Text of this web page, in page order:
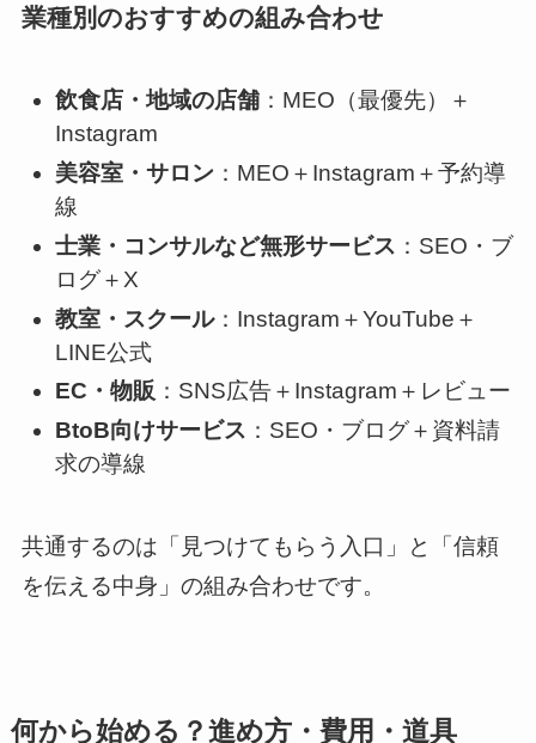
業種別のおすすめの組み合わせ
飲食店・地域の店舗 ：MEO（最優先）＋
Instagram
美容室・サロン ：MEO＋Instagram＋予約導
線
士業・コンサルなど無形サービス ：SEO・ブ
ログ＋X
教室・スクール：Instagram＋YouTube＋
LINE公式
EC・物販 ：SNS広告＋Instagram＋レビュー
BtoB向けサービス ：SEO・ブログ＋資料請
求の導線
共通するのは「見つけてもらう入口」と「信頼
を伝える中身」の組み合わせです。
何から始める？進め方・費用・道具